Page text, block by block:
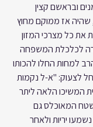
ובראשם קצין
שהיה אז ממוקם מחוץ
את כל מצרכי המזון
לכלכלת המשפחה
למחות החלו להכותו
לצעוק: "א-ל נקמות
המשיכו הלאה ליתר
המאוכלס גם
יריות ולאחר